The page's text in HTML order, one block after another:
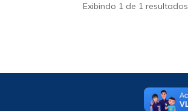
Exibindo 1 de 1 resultados